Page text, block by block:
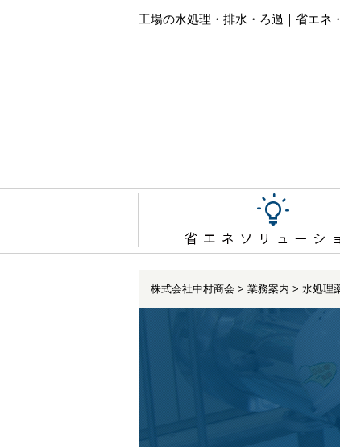
工場の水処理・排水・ろ過｜省エネ
株式会社中村商会 > 業務案内 > 水処理